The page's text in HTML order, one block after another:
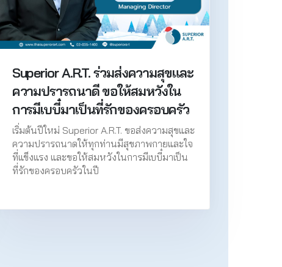
Superior A.R.T. ร่วมส่งความสุขและ
ความปรารถนาดี ขอให้สมหวังใน
การมีเบบี๋มาเป็นที่รักของครอบครัว
เริ่มต้นปีใหม่ Superior A.R.T. ขอส่งความสุขและ
ความปรารถนาดให้ทุกท่านมีสุขภาพกายและใจ
ที่แข็งแรง และขอให้สมหวังในการมีเบบี๋มาเป็น
ที่รักของครอบครัวในปี